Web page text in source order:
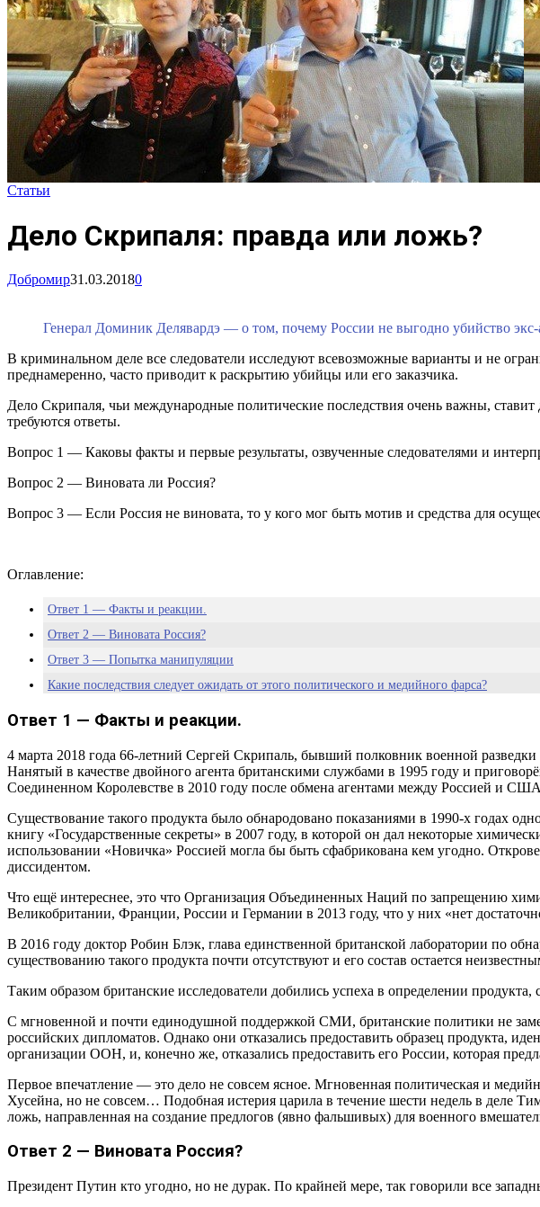
Статьи
Дело Скрипаля: правда или ложь?
Добромир31.03.20180
Генерал Доминик Делявардэ — о том, почему России не выгодно убийство
В криминальном деле все следователи исследуют всевозможные варианты и не
преднамеренно, часто приводит к раскрытию убийцы или его заказчика.
Дело Скрипаля, чьи международные политические последствия очень важны,
требуются ответы.
Вопрос 1 — Каковы факты и первые результаты, озвученные следователями и
Вопрос 2 — Виновата ли Россия?
Вопрос 3 — Если Россия не виновата, то у кого мог быть мотив и средства для
Оглавление:
Ответ 1 — Факты и реакции.
Ответ 2 — Виновата Россия?
Ответ 3 — Попытка манипуляции
Какие последствия следует ожидать от этого политического и медийного фарса?
Ответ 1 — Факты и реакции.
4 марта 2018 года 66-летний Сергей Скрипаль, бывший полковник военной
Нанятый в качестве двойного агента британскими службами в 1995 году и
Соединенном Королевстве в 2010 году после обмена агентами между Россией и
Существование такого продукта было обнародовано показаниями в 1990-х годах
книгу «Государственные секреты» в 2007 году, в которой он дал некоторые
использовании «Новичка» Россией могла бы быть сфабрикована кем угодно.
диссидентом.
Что ещё интереснее, это что Организация Объединенных Наций по запрещению
Великобритании, Франции, России и Германии в 2013 году, что у них «нет
В 2016 году доктор Робин Блэк, глава единственной британской лаборатории по
существованию такого продукта почти отсутствуют и его состав остается
Таким образом британские исследователи добились успеха в определении
С мгновенной и почти единодушной поддержкой СМИ, британские политики не
российских дипломатов. Однако они отказались предоставить образец продукта,
организации ООН, и, конечно же, отказались предоставить его России, которая
Первое впечатление — это дело не совсем ясное. Мгновенная политическая и
Хусейна, но не совсем… Подобная истерия царила в течение шести недель в деле
ложь, направленная на создание предлогов (явно фальшивых) для военного
Ответ 2 — Виновата Россия?
Президент Путин кто угодно, но не дурак. По крайней мере, так говорили все